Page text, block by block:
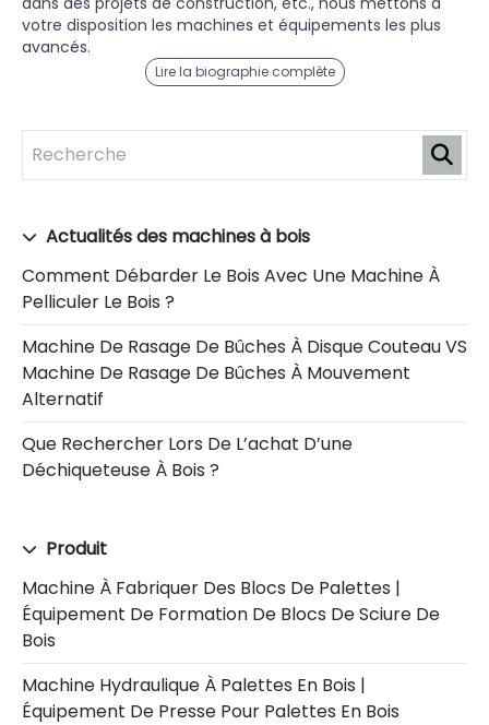
votre disposition les machines et équipements les plus
avancés.
Lire la biographie complète
Actualités des machines à bois
Comment Débarder Le Bois Avec Une Machine À
Pelliculer Le Bois ?
Machine De Rasage De Bûches À Disque Couteau VS
Machine De Rasage De Bûches À Mouvement
Alternatif
Que Rechercher Lors De L’achat D’une
Déchiqueteuse À Bois ?
Produit
Machine À Fabriquer Des Blocs De Palettes |
Équipement De Formation De Blocs De Sciure De
Bois
Machine Hydraulique À Palettes En Bois |
Équipement De Presse Pour Palettes En Bois